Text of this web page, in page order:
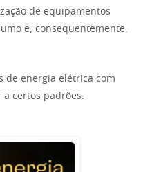
de equipamentos
e, consequentemente,
de energia elétrica com
certos padrões.